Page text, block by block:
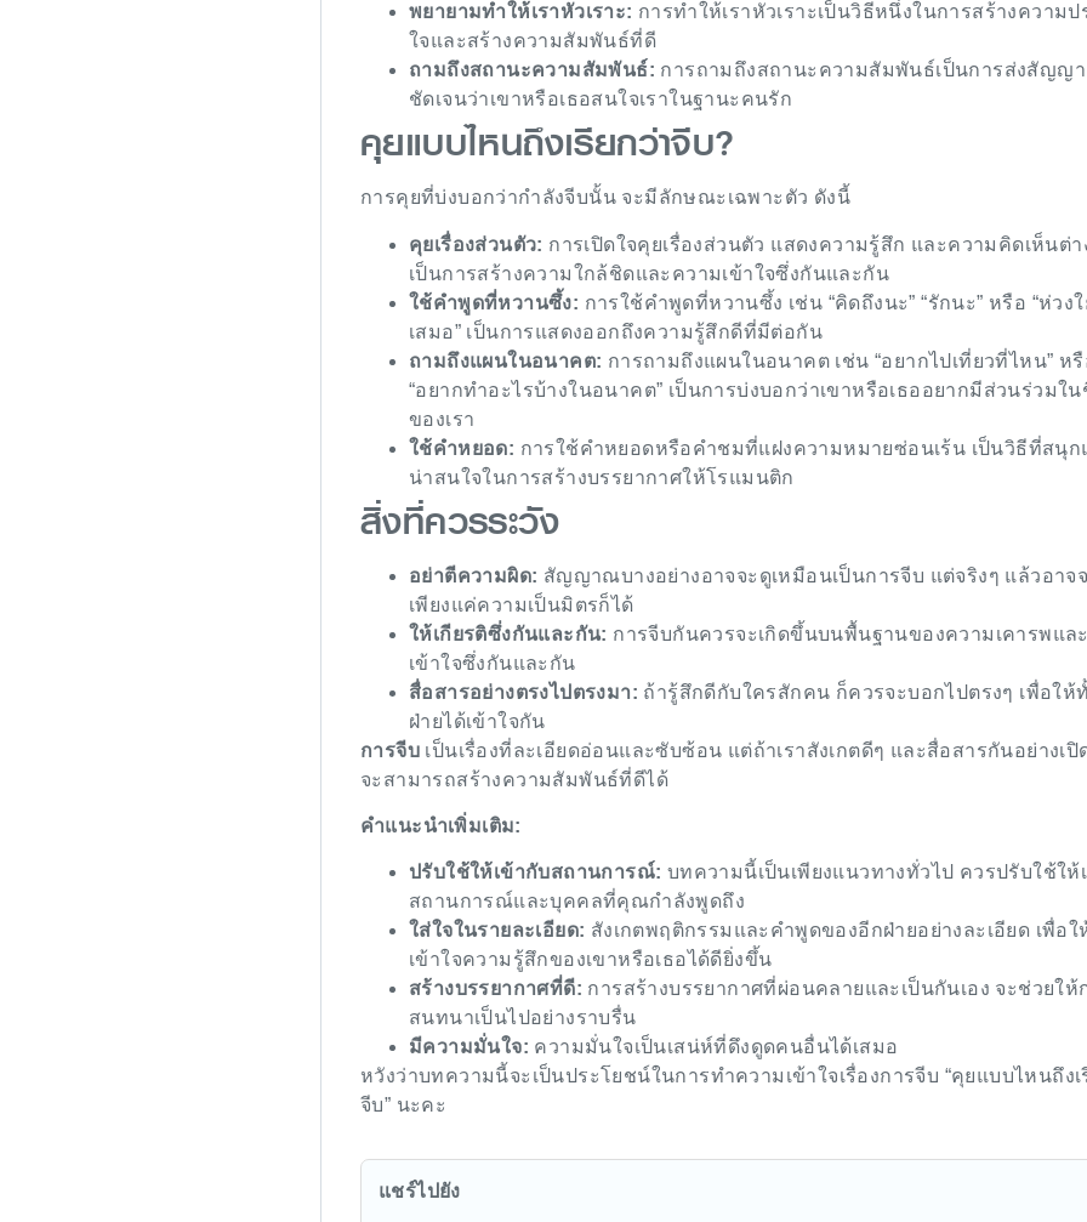
พยายามทำให้เราหัวเราะ: การทำให้เราหัวเราะเป็นวิธีหนึ่งในการสร้างความ
ใจและสร้างความสัมพันธ์ที่ดี
ถามถึงสถานะความสัมพันธ์: การถามถึงสถานะความสัมพันธ์เป็นการส่งสัญญ
ชัดเจนว่าเขาหรือเธอสนใจเราในฐานะคนรัก
คุยแบบไหนถึงเรียกว่าจีบ?
การคุยที่บ่งบอกว่ากำลังจีบนั้น จะมีลักษณะเฉพาะตัว ดังนี้
คุยเรื่องส่วนตัว: การเปิดใจคุยเรื่องส่วนตัว แสดงความรู้สึก และความคิดเห็นต่า
เป็นการสร้างความใกล้ชิดและความเข้าใจซึ่งกันและกัน
ใช้คำพูดที่หวานซึ้ง: การใช้คำพูดที่หวานซึ้ง เช่น “คิดถึงนะ” “รักนะ” หรือ “ห่วง
เสมอ” เป็นการแสดงออกถึงความรู้สึกดีที่มีต่อกัน
ถามถึงแผนในอนาคต: การถามถึงแผนในอนาคต เช่น “อยากไปเที่ยวที่ไหน” ห
“อยากทำอะไรบ้างในอนาคต” เป็นการบ่งบอกว่าเขาหรือเธออยากมีส่วนร่วมใ
ของเรา
ใช้คำหยอด: การใช้คำหยอดหรือคำชมที่แฝงความหมายซ่อนเร้น เป็นวิธีที่สนุก
น่าสนใจในการสร้างบรรยากาศให้โรแมนติก
สิ่งที่ควรระวัง
อย่าตีความผิด: สัญญาณบางอย่างอาจจะดูเหมือนเป็นการจีบ แต่จริงๆ แล้วอาจ
เพียงแค่ความเป็นมิตรก็ได้
ให้เกียรติซึ่งกันและกัน: การจีบกันควรจะเกิดขึ้นบนพื้นฐานของความเคารพแล
เข้าใจซึ่งกันและกัน
สื่อสารอย่างตรงไปตรงมา: ถ้ารู้สึกดีกับใครสักคน ก็ควรจะบอกไปตรงๆ เพื่อให้
ฝ่ายได้เข้าใจกัน
การจีบ เป็นเรื่องที่ละเอียดอ่อนและซับซ้อน แต่ถ้าเราสังเกตดีๆ และสื่อสารกันอย่างเปิ
จะสามารถสร้างความสัมพันธ์ที่ดีได้
คำแนะนำเพิ่มเติม:
ปรับใช้ให้เข้ากับสถานการณ์: บทความนี้เป็นเพียงแนวทางทั่วไป ควรปรับใช้ให้
สถานการณ์และบุคคลที่คุณกำลังพูดถึง
ใส่ใจในรายละเอียด: สังเกตพฤติกรรมและคำพูดของอีกฝ่ายอย่างละเอียด เพื่อใ
เข้าใจความรู้สึกของเขาหรือเธอได้ดียิ่งขึ้น
สร้างบรรยากาศที่ดี: การสร้างบรรยากาศที่ผ่อนคลายและเป็นกันเอง จะช่วยให้
สนทนาเป็นไปอย่างราบรื่น
มีความมั่นใจ: ความมั่นใจเป็นเสน่ห์ที่ดึงดูดคนอื่นได้เสมอ
หวังว่าบทความนี้จะเป็นประโยชน์ในการทำความเข้าใจเรื่องการจีบ “คุยแบบไหนถึงเ
จีบ” นะคะ
แชร์ไปยัง